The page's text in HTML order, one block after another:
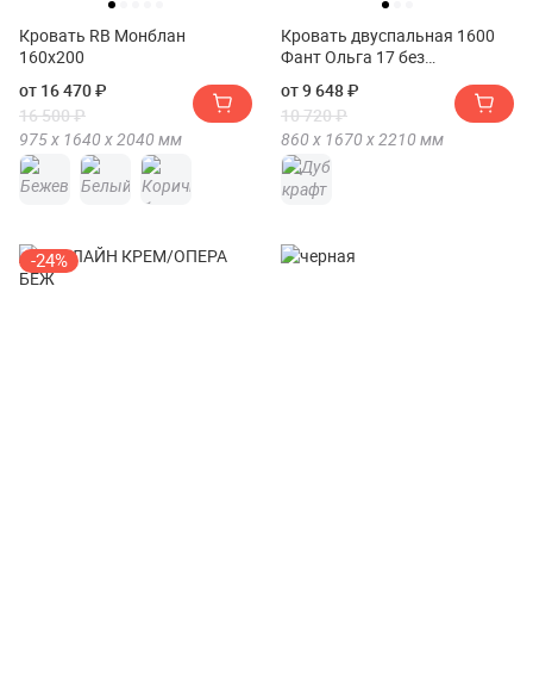
Кровать RB Монблан
160х200
от 16 470 ₽
16 500 ₽
975 х 1640 х2040 мм
Кровать двуспальная 1600
Фант Ольга 17 без
двуспальная 1600 FANT
Ольга 17 без основания)
от 9 648 ₽
10 720 ₽
860 х 1670 х2210 мм
-24%